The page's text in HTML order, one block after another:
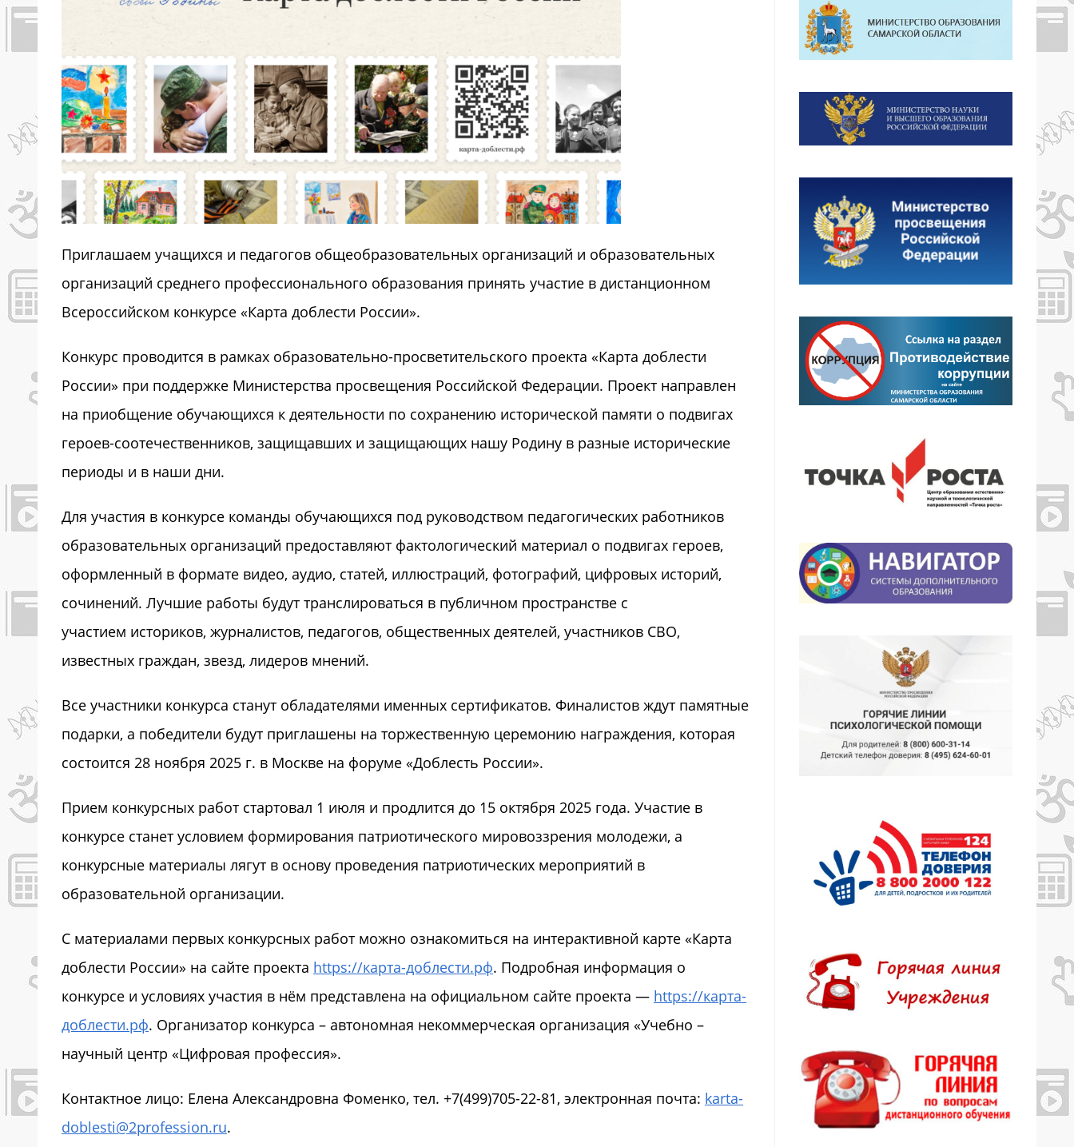
Приглашаем учащихся и педагогов общеобразовательных организаций и образовательных
организаций среднего профессионального образования принять участие в дистанционном
Всероссийском конкурсе «Карта доблести России».
Конкурс проводится в рамках образовательно-просветительского проекта «Карта доблести
России» при поддержке Министерства просвещения Российской Федерации. Проект направлен
на приобщение обучающихся к деятельности по сохранению исторической памяти о подвигах
героев-соотечественников, защищавших и защищающих нашу Родину в разные исторические
периоды и в наши дни.
Для участия в конкурсе команды обучающихся под руководством педагогических работников
образовательных организаций предоставляют фактологический материал о подвигах героев,
оформленный в формате видео, аудио, статей, иллюстраций, фотографий, цифровых историй,
сочинений. Лучшие работы будут транслироваться в публичном пространстве с
участием историков, журналистов, педагогов, общественных деятелей, участников СВО,
известных граждан, звезд, лидеров мнений.
Все участники конкурса станут обладателями именных сертификатов. Финалистов ждут памятные
подарки, а победители будут приглашены на торжественную церемонию награждения, которая
состоится 28 ноября 2025 г. в Москве на форуме «Доблесть России».
Прием конкурсных работ стартовал 1 июля и продлится до 15 октября 2025 года. Участие в
конкурсе станет условием формирования патриотического мировоззрения молодежи, а
конкурсные материалы лягут в основу проведения патриотических мероприятий в
образовательной организации.
C материалами первых конкурсных работ можно ознакомиться на интерактивной карте «Карта
доблести России» на сайте проекта https://карта-доблести.рф. Подробная информация о
конкурсе и условиях участия в нём представлена на официальном сайте проекта — https://карта-
доблести.рф. Организатор конкурса – автономная некоммерческая организация «Учебно –
научный центр «Цифровая профессия».
Контактное лицо: Елена Александровна Фоменко, тел. +7(499)705-22-81, электронная почта: karta-
doblesti@2profession.ru.